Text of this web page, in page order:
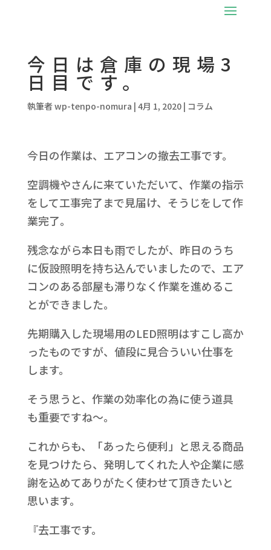
今日は倉庫の現場3
日目です。
執筆者wp-tenpo-nomura | 4月 1, 2020| コラム
今日の作業は、エアコンの撤去工事です。
空調機やさんに来ていただいて、作業の指示
をして工事完了まで見届け、そうじをして作
業完了。
残念ながら本日も雨でしたが、昨日のうち
に仮設照明を持ち込んでいましたので、エア
コンのある部屋も滞りなく作業を進めるこ
とができました。
先期購入した現場用のLED照明はすこし高か
ったものですが、値段に見合ういい仕事を
します。
そう思うと、作業の効率化の為に使う道具
も重要ですね～。
これからも、「あったら便利」と思える商品
を見つけたら、発明してくれた人や企業に感
謝を込めてありがたく使わせて頂きたいと
思います。
『去工事です。